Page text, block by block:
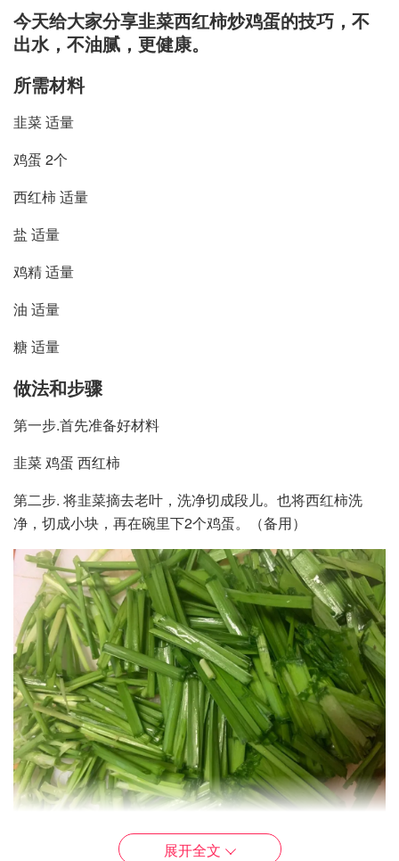
今天给大家分享韭菜西红柿炒鸡蛋的技巧，不
出水，不油腻，更健康。
所需材料
韭菜 适量
鸡蛋 2个
西红柿 适量
盐 适量
鸡精 适量
油 适量
糖 适量
做法和步骤
第一步.首先准备好材料
韭菜 鸡蛋 西红柿
第二步. 将韭菜摘去老叶，洗净切成段儿。也将西红柿洗
净，切成小块，再在碗里下2个鸡蛋。（备用）
展开全文